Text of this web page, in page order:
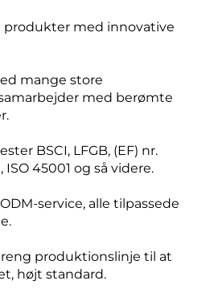
produkter med innovative
mange store
med berømte
BSCI, LFGB, (EF) nr.
ISO 45001 og så videre.
service, alle tilpassede
produktionslinje til at
højt standard.